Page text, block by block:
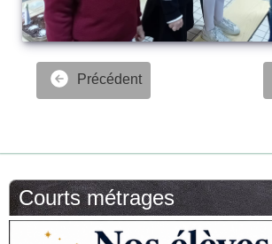
Précédent
Courts métrages